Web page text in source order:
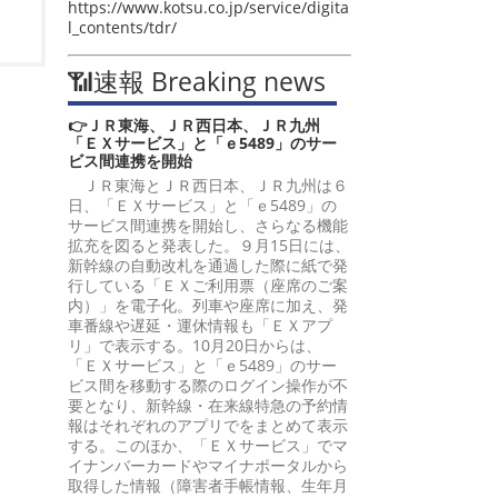
https://www.kotsu.co.jp/service/digita
l_contents/tdr/
📶速報 Breaking news
👉ＪＲ東海、ＪＲ西日本、ＪＲ九州
「ＥＸサービス」と「ｅ5489」のサー
ビス間連携を開始
ＪＲ東海とＪＲ西日本、ＪＲ九州は６
日、「ＥＸサービス」と「ｅ5489」の
サービス間連携を開始し、さらなる機能
拡充を図ると発表した。９月15日には、
新幹線の自動改札を通過した際に紙で発
行している「ＥＸご利用票（座席のご案
内）」を電子化。列車や座席に加え、発
車番線や遅延・運休情報も「ＥＸアプ
リ」で表示する。10月20日からは、
「ＥＸサービス」と「ｅ5489」のサー
ビス間を移動する際のログイン操作が不
要となり、新幹線・在来線特急の予約情
報はそれぞれのアプリでをまとめて表示
する。このほか、「ＥＸサービス」でマ
イナンバーカードやマイナポータルから
取得した情報（障害者手帳情報、生年月